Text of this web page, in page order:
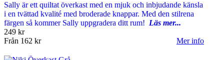
Sally är ett quiltat överkast med en mjuk och inbjudande känsla
i en tvättad kvalité med broderade knappar. Med den stilrena
färgen så kommer Sally uppgradera ditt rum! Läs mer...
249 kr
Från 162 kr Mer info